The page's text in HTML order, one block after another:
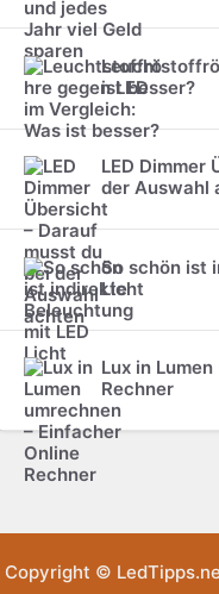
ist besser?
LED Dimmer
der Auswahl
So schön ist
Licht
Lux in
Rechner
Copyright ©